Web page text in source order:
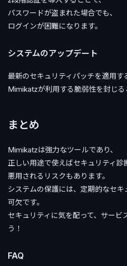
パスワードが盗まれた場合でも、
ログインが困難になります。
システムのアップデート
最新のセキュリティパッチを適用す
Mimikatzが利用する脆弱性を封じる
まとめ
Mimikatzは強力なツールであり、
正しい用途で使えばセキュリティ診
悪用されるリスクもあります。
システムの保護には、定期的なセ
可欠です。
セキュリティに気を配って、サービ
う！
FAQ